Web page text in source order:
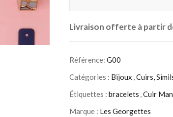
Livraison offerte à partir
Référence: G00
Catégories : Bijoux ,Cuirs,
Étiquettes : bracelets ,Cuir
Marque : Les Georgettes